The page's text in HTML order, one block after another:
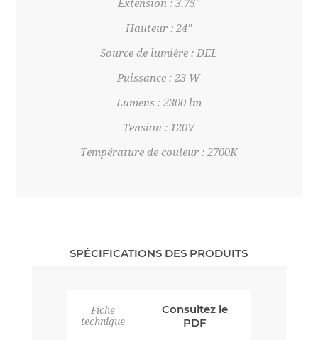
Extension : 3.75"
Hauteur : 24"
Source de lumière : DEL
Puissance : 23 W
Lumens : 2300 lm
Tension : 120V
Température de couleur : 2700K
SPÉCIFICATIONS DES PRODUITS
Fiche
technique
Consultez le
PDF